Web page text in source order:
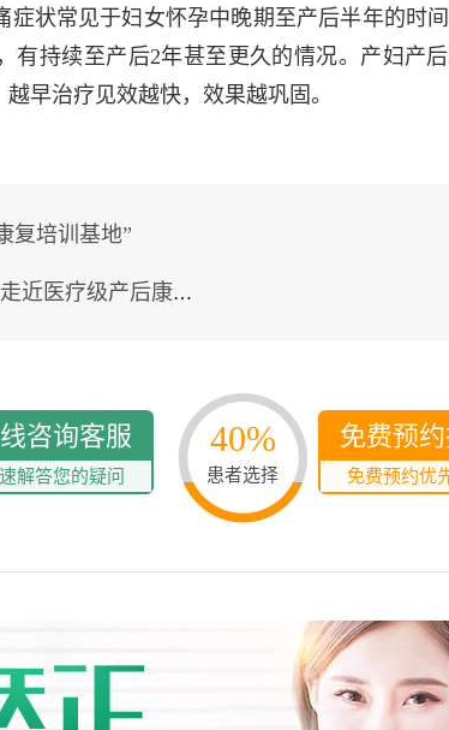
状常见于妇女怀孕中晚期至产后半年的时
有持续至产后2年甚至更久的情况。产妇产
早治疗见效越快，效果越巩固。
复培训基地”
疗级产后康复专科
咨询客服
解答您的疑问
40%
患者选择
免费预
免费预约优